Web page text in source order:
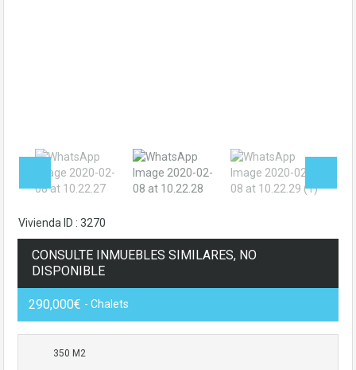
Vivienda ID : 3270
CONSULTE INMUEBLES SIMILARES, NO
DISPONIBLE
290,000€ - Chalets
350 M2